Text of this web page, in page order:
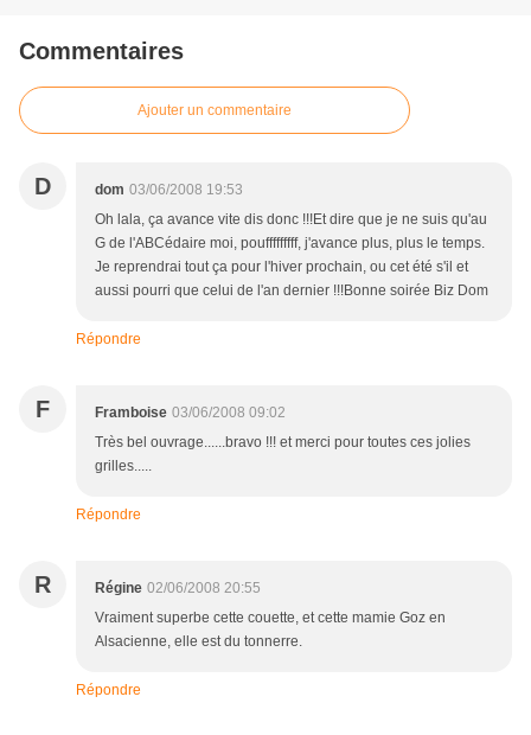
Commentaires
Ajouter un commentaire
D dom 03/06/2008 19:53
Oh lala, ça avance vite dis donc !!!Et dire que je ne suis qu'au
G de l'ABCédaire moi, poufffffffff, j'avance plus, plus le temps.
Je reprendrai tout ça pour l'hiver prochain, ou cet été s'il et
aussi pourri que celui de l'an dernier !!!Bonne soirée Biz Dom
Répondre
F Framboise 03/06/2008 09:02
Très bel ouvrage......bravo !!! et merci pour toutes ces jolies
grilles.....
Répondre
R Régine 02/06/2008 20:55
Vraiment superbe cette couette, et cette mamie Goz en
Alsacienne, elle est du tonnerre.
Répondre